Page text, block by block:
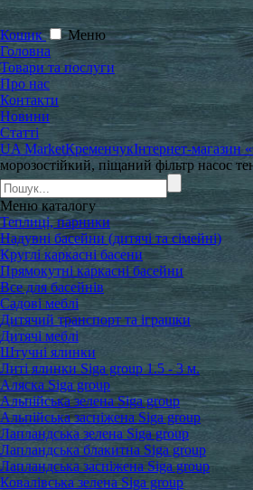
Кошик
Меню
Головна
Товари та послуги
Про нас
Контакти
Новини
Статті
UA MarketКременчукІнтернет-
морозостійкий, піщаний фільтр насос
Меню каталогу
Теплиці, парники
Надувні басейни (дитячі та сімейні)
Круглі каркасні басени
Прямокутні каркасні басейни
Все для басейнів
Садові меблі
Дитячий транспорт та іграшки
Дитячі меблі
Штучні ялинки
Литі ялинки Siga group 1.5 - 3 м.
Аляска Siga group
Альпійська зелена Siga group
Альпійська засніжена Siga group
Лапландська зелена Siga group
Лапландська блакитна Siga group
Лапландська засніжена Siga group
Ковалівська зелена Siga group